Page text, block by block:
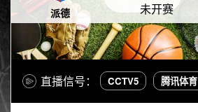
派德 未开赛
直播信号： CCTV5 腾讯体育